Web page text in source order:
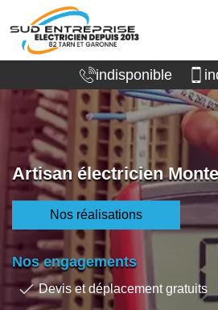
indisponible
Artisan électricien
Nos réalisations
Nos engagements
Devis et déplacement gratuits